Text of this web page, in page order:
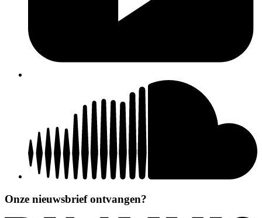
Onze nieuwsbrief ontvangen?